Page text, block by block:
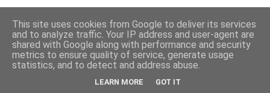
Ciao divoratori! In questo pomeriggio un po' " uhm ", con il
libro di filosofia da un lato, il libro Hunted nell'altro, il
This site uses cookies from Google to deliver its services
and to analyze traffic. Your IP address and user-agent are
shared with Google along with performance and security
metrics to ensure quality of service, generate usage
statistics, and to detect and address abuse.
LEARN MORE GOT IT